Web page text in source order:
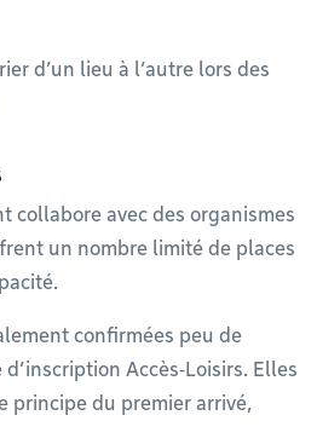
d’un lieu à l’autre lors des
collabore avec des organismes
un nombre limité de places
confirmées peu de
Accès‑Loisirs. Elles
principe du premier arrivé,